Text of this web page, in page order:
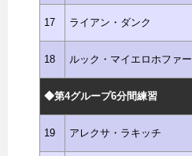
17 ライアン・ダンク
18 ルック・マイエロホファー
◆第4グループ6分間練習
19 アレクサ・ラキッチ